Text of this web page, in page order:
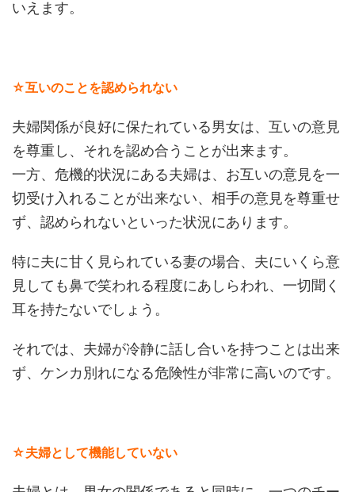
いえます。
☆互いのことを認められない
夫婦関係が良好に保たれている男女は、互いの意見
を尊重し、それを認め合うことが出来ます。
一方、危機的状況にある夫婦は、お互いの意見を一
切受け入れることが出来ない、相手の意見を尊重せ
ず、認められないといった状況にあります。
特に夫に甘く見られている妻の場合、夫にいくら意
見しても鼻で笑われる程度にあしらわれ、一切聞く
耳を持たないでしょう。
それでは、夫婦が冷静に話し合いを持つことは出来
ず、ケンカ別れになる危険性が非常に高いのです。
☆夫婦として機能していない